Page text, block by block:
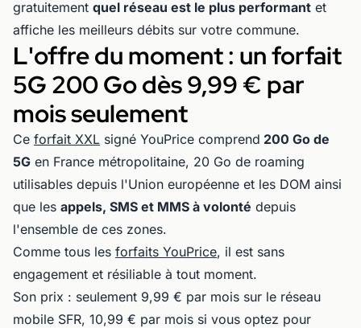
gratuitement quel réseau est le plus performant et
affiche les meilleurs débits sur votre commune.
L'offre du moment : un forfait
5G 200 Go dès 9,99 € par
mois seulement
Ce forfait XXL signé YouPrice comprend 200 Go de
5G en France métropolitaine, 20 Go de roaming
utilisables depuis l'Union européenne et les DOM ainsi
que les appels, SMS et MMS à volonté depuis
l'ensemble de ces zones.
Comme tous les forfaits YouPrice, il est sans
engagement et résiliable à tout moment.
Son prix : seulement 9,99 € par mois sur le réseau
mobile SFR, 10,99 € par mois si vous optez pour